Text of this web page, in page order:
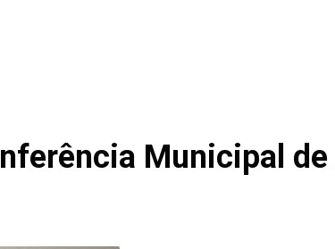
Municipal